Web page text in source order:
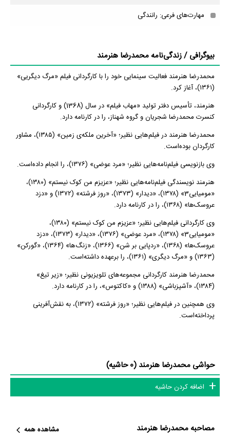
مهارت‌های فرعی: رانندگی
بیوگرافی / زندگی‌نامه محمدرضا هنرمند
محمدرضا هنرمند فعالیت سینمایی خود را با کارگردانی فیلم «مرگ دیگریی»
(۱۳۶۱)، آغاز کرد.
هنرمند، تأسیس دفتر تولید «مهاب فیلم» در سال (1368) و کارگردانی
کنسرت محمدرضا شجریان و گروه شهناز، را در کارنامه دارد.
محمدرضا هنرمند در فیلم‌هایی نظیر؛ «آخرین ملکه‌ی زمین» (۱۳۸۵)، مشاور
کارگردان بوده‌است.
وی بازنویسی فیلم‌نامه‌هایی نظیر؛ «مرد عوضی» (۱۳۷۶)، را انجام داده‌است.
هنرمند نویسندگی فیلم‌نامه‌هایی نظیر؛ «عزیزم من کوک نیستم» (۱۳۸۰)،
«مومیایی3» (۱۳۷۸)، «دیدار» (۱۳۷۳)، «روز فرشته» (۱۳۷۲) و «دزد
عروسک‌ها» (۱۳۶۸)، را در کارنامه دارد.
وی کارگردانی فیلم‌هایی نظیر؛ «عزیزم من کوک نیستم» (۱۳۸۰)،
«مومیایی3» (۱۳۷۸)، «مرد عوضی» (۱۳۷۶)، «دیدار» (۱۳۷۳)، «دزد
عروسک‌ها» (۱۳۶۸)، «ردپایی بر شن» (۱۳۶۶)، «زنگ‌ها» (۱۳۶۴)، «گورکن»
(۱۳۶۳) و «مرگ دیگری» (۱۳۶۱)، را برعهده داشته‌است.
محمدرضا هنرمند کارگردانی مجموعه‌های تلویزیونی نظیر؛ «زیر تیغ»
(۱۳۸۴)، «آشپزباشی» (۱۳۸۸) و «کاکتوس»، را در کارنامه دارد.
وی همچنین در فیلم‌هایی نظیر؛ «روز فرشته» (۱۳۷۲)، به نقش‌آفرینی
پرداخته‌است.
حواشی محمدرضا هنرمند (0 حاشیه)
اضافه کردن حاشیه
مصاحبه محمدرضا هنرمند مشاهده همه